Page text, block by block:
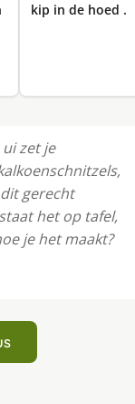
kip in de hoed .
zet je
gerecht
het op tafel,
je het maakt?